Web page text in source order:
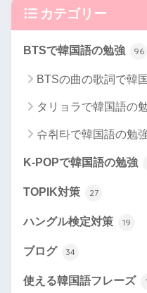
カテゴリー
BTSで韓国語の勉強 96
BTSの曲の歌詞で韓
タリョラで韓国語の
슈취타で韓国語の勉
K-POPで韓国語の勉強
TOPIK対策 27
ハングル検定対策 19
ブログ 34
使える韓国語フレーズ